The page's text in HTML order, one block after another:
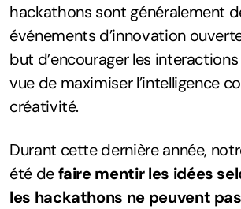
hackathons sont généralement
événements d’innovation
but d’encourager les
vue de maximiser l’intelligence
créativité.
Durant cette dernière année,
été defaire mentir les idées
les hackathons ne peuvent